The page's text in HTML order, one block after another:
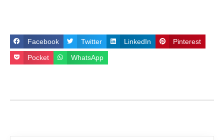
Facebook Twitter LinkedIn Pinterest
Pocket WhatsApp